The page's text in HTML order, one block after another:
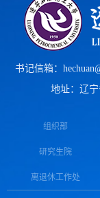
书记信箱：
地址：辽
组织部
研究生院
离退休工作处